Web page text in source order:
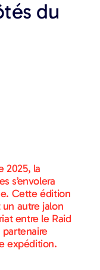
du
2025, la
s’envolera
Cette édition
autre jalon
entre le Raid
expédition.